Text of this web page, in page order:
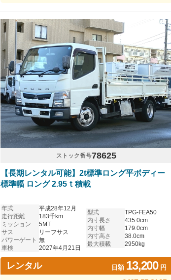
ストック番号78625
【長期レンタル可能】2t標準ロング平ボディー
標準幅 ロング 2.95ｔ積載
年式
平成28年12月
走行距離
183千km
ミッション
5MT
サス
リーフサス
パワーゲート 無
車検
2027年4月21日
型式
TPG-FEA50
内寸長さ
435.0cm
内寸幅
179.0cm
内寸高さ
38.0cm
最大積載
2950kg
レンタル 日額 13,200円